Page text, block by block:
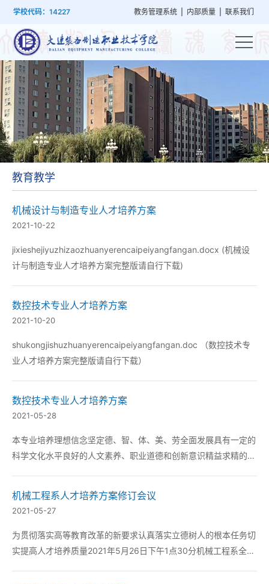
学校代码：14227 教务管理系统 内部质量 联系我们
概
况
建
设
管
理
设
置
工
作
就
业
培
训
教育教学
机械设计与制造专业人才培养方案
2021-10-22
jixieshejiyuzhizaozhuanyerencaipeiyangfangan.docx (机械设
计与制造专业人才培养方案完整版请自行下载)
数控技术专业人才培养方案
2021-10-20
shukongjishuzhuanyerencaipeiyangfangan.doc （数控技术专
业人才培养方案完整版请自行下载）
数控技术专业人才培养方案
2021-05-28
本专业培养理想信念坚定德、智、体、美、劳全面发展具有一定的
科学文化水平良好的人文素养、职业道德和创新意识精益求精的工
悉相关生产过程与生产组织能够编制数控加工工艺和数...
机械工程系人才培养方案修订会议
2021-05-27
为贯彻落实高等教育改革的新要求认真落实立德树人的根本任务切
实提高人才培养质量2021年5月26日下午1点30分机械工程系全体